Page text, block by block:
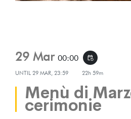
29 Mar 00:00 event_repeat
UNTIL 29 MAR, 23:59 22h 59m
Menù di
cerimonie